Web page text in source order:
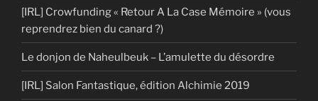
[IRL] Crowfunding « Retour A La Case Mémoire » (vous
reprendrez bien du canard ?)
Le donjon de Naheulbeuk – L’amulette du désordre
[IRL] Salon Fantastique, édition Alchimie 2019